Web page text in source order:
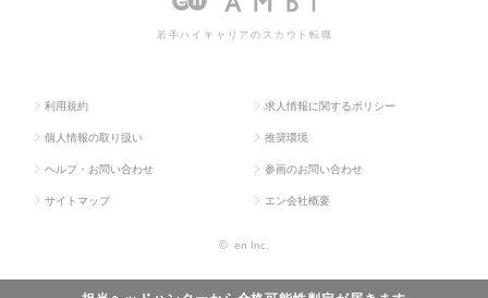
若手ハイキャリアのスカウト転職
利用規約 求人情報に関するポリシー
個人情報の取り扱い 推奨環境
ヘルプ・お問い合わせ 参画のお問い合わせ
サイトマップ エン会社概要
© en Inc.